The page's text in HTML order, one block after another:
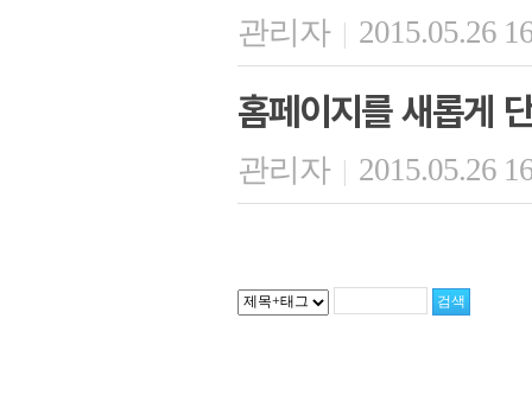
관리자 | 2015.05.26
홈페이지를 새롭게
관리자 | 2015.05.26